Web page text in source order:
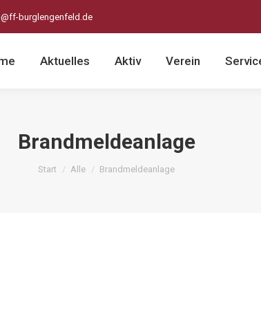
burglengenfeld.de
Aktuelles Aktiv Verein
Brandmeldeanlage
Sie befinden sich hier:
Start Alle Brandmeldeanlage